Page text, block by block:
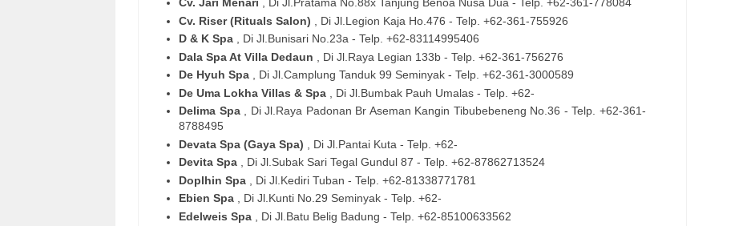
Cv. Riser (Rituals Salon)
, Di Jl.Legion Kaja Ho.476 - Telp. +62-361-755926
D & K Spa
, Di Jl.Bunisari No.23a - Telp. +62-83114995406
Dala Spa At Villa Dedaun
, Di Jl.Raya Legian 133b - Telp. +62-361-756276
De Hyuh Spa
, Di Jl.Camplung Tanduk 99 Seminyak - Telp. +62-361-3000589
De Uma Lokha Villas & Spa
, Di Jl.Bumbak Pauh Umalas - Telp. +62-
Delima Spa
, Di Jl.Raya Padonan Br Aseman Kangin Tibubebeneng No.36 - Telp. +62-361-
8788495
Devata Spa (Gaya Spa)
, Di Jl.Pantai Kuta - Telp. +62-
Devita Spa
, Di Jl.Subak Sari Tegal Gundul 87 - Telp. +62-87862713524
Doplhin Spa
, Di Jl.Kediri Tuban - Telp. +62-81338771781
Ebien Spa
, Di Jl.Kunti No.29 Seminyak - Telp. +62-
Edelweis Spa
, Di Jl.Batu Belig Badung - Telp. +62-85100633562